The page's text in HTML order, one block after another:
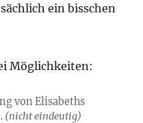
ein bisschen
Möglichkeiten:
von Elisabeths
(nicht eindeutig)